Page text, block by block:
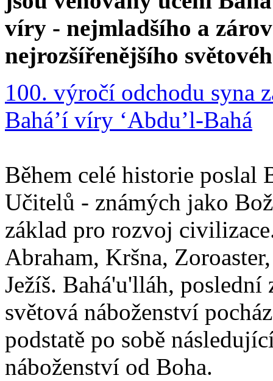
víry - nejmladšího a
nejrozšířenějšího
100. výročí odchodu syna
Bahá’í víry ‘Abdu’l-Bahá
Během celé historie poslal
Učitelů - známých jako
základ pro rozvoj
Abraham, Kršna,
Ježíš. Bahá'u'lláh,
světová náboženství
podstatě po sobě
náboženství od Boha.